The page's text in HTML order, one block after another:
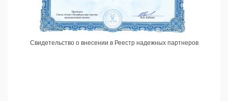
Свидетельство о внесении в Реестр надежных партнеров